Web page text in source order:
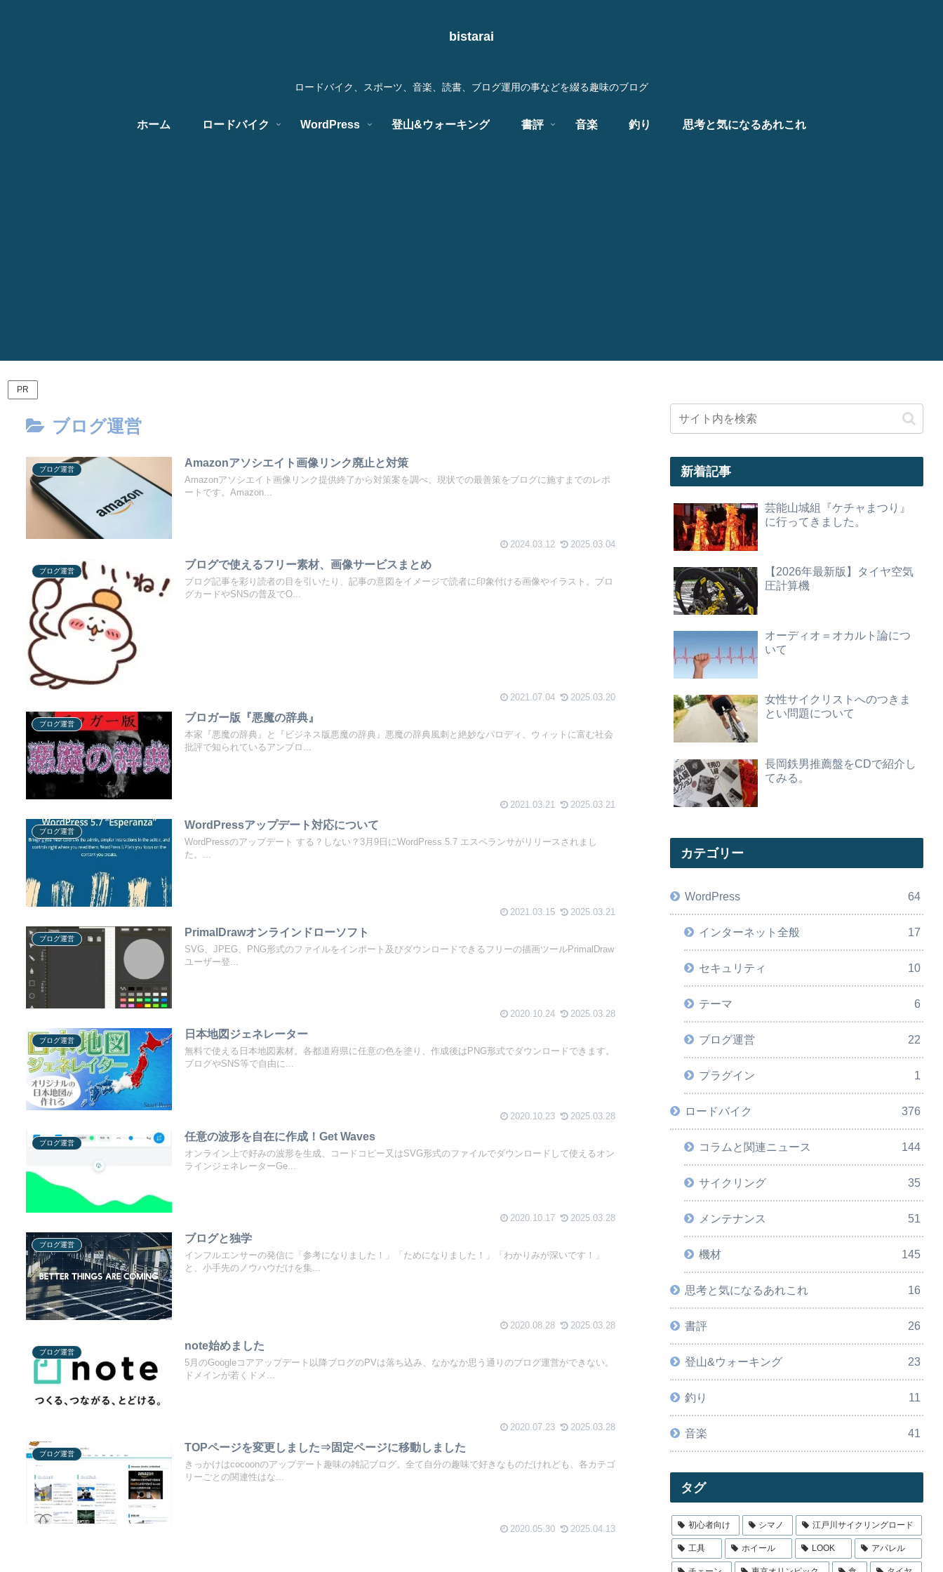
bistarai
ロードバイク、スポーツ、音楽、読書、ブログ運用の事などを綴る趣味のブログ
ホーム ロードバイク WordPress 登山&ウォーキング 書評 音楽 釣り 思考と気になるあれこれ
PR
ブログ運営
ブログ運営
Amazonアソシエイト画像リンク廃止と対策
Amazonアソシエイト画像リンク提供終了から対策案を調べ、現状での最善策をブログに施すまでのレポ
ートです。Amazon...
2024.03.12 2025.03.04
ブログ運営
ブログで使えるフリー素材、画像サービスまとめ
ブログ記事を彩り読者の目を引いたり、記事の意図をイメージで読者に印象付ける画像やイラスト。ブロ
グカードやSNSの普及でO...
2021.07.04 2025.03.20
ブログ運営
ブロガー版『悪魔の辞典』
本家『悪魔の辞典』と『ビジネス版悪魔の辞典』悪魔の辞典風刺と絶妙なパロディ、ウィットに富む社会
批評で知られているアンブロ...
2021.03.21 2025.03.21
ブログ運営
WordPressアップデート対応について
WordPressのアップデート する？しない？3月9日にWordPress 5.7 エスペランサがリリースされまし
た。...
2021.03.15 2025.03.21
ブログ運営
PrimalDrawオンラインドローソフト
SVG、JPEG、PNG形式のファイルをインポート及びダウンロードできるフリーの描画ツールPrimalDraw
ユーザー登...
2020.10.24 2025.03.28
ブログ運営
日本地図ジェネレーター
無料で使える日本地図素材。各都道府県に任意の色を塗り、作成後はPNG形式でダウンロードできます。
ブログやSNS等で自由に...
2020.10.23 2025.03.28
ブログ運営
任意の波形を自在に作成！Get Waves
オンライン上で好みの波形を生成、コードコピー又はSVG形式のファイルでダウンロードして使えるオン
ラインジェネレーターGe...
2020.10.17 2025.03.28
ブログ運営
ブログと独学
インフルエンサーの発信に「参考になりました！」「ためになりました！」「わかりみが深いです！」
と、小手先のノウハウだけを集...
2020.08.28 2025.03.28
ブログ運営
note始めました
5月のGoogleコアアップデート以降ブログのPVは落ち込み、なかなか思う通りのブログ運営ができない。
ドメインが若くドメ...
2020.07.23 2025.03.28
ブログ運営
TOPページを変更しました⇒固定ページに移動しました
きっかけはcocoonのアップデート趣味の雑記ブログ。全て自分の趣味で好きなものだけれども、各カテゴ
リーごとの関連性はな...
2020.05.30 2025.04.13
新着記事
芸能山城組『ケチャまつり』
に行ってきました。
【2026年最新版】タイヤ空気
圧計算機
オーディオ＝オカルト論につ
いて
女性サイクリストへのつきま
とい問題について
長岡鉄男推薦盤をCDで紹介し
てみる。
カテゴリー
WordPress 64
インターネット全般 17
セキュリティ 10
テーマ 6
ブログ運営 22
プラグイン 1
ロードバイク 376
コラムと関連ニュース 144
サイクリング 35
メンテナンス 51
機材 145
思考と気になるあれこれ 16
書評 26
登山&ウォーキング 23
釣り 11
音楽 41
タグ
初心者向け シマノ 江戸川サイクリングロード
工具 ホイール LOOK アパレル